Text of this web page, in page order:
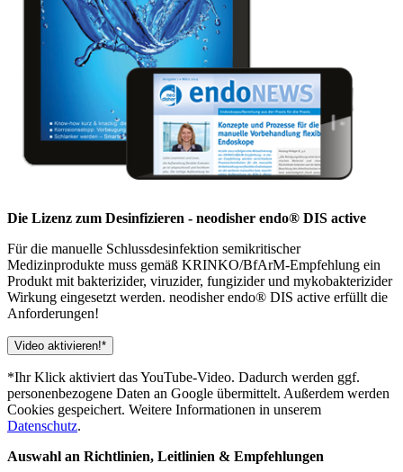
Die Lizenz zum Desinfizieren - neodisher endo® DIS active
Für die manuelle Schlussdesinfektion semikritischer
Medizinprodukte muss gemäß KRINKO/BfArM-Empfehlung ein
Produkt mit bakterizider, viruzider, fungizider und mykobakterizider
Wirkung eingesetzt werden. neodisher endo® DIS active erfüllt die
Anforderungen!
Video aktivieren!*
*Ihr Klick aktiviert das YouTube-Video. Dadurch werden ggf.
personenbezogene Daten an Google übermittelt. Außerdem werden
Cookies gespeichert. Weitere Informationen in unserem
Datenschutz.
Auswahl an Richtlinien, Leitlinien & Empfehlungen